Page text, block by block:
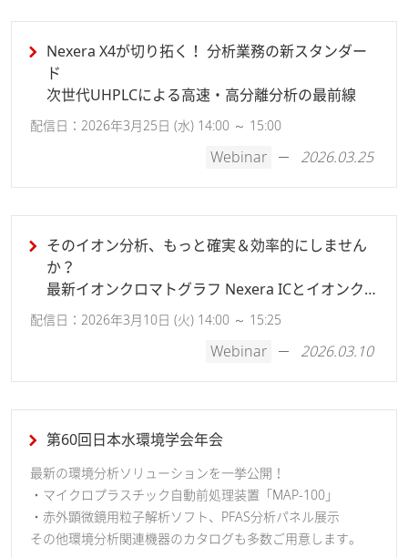
Nexera X4が切り拓く！ 分析業務の新スタンダー
ド
次世代UHPLCによる高速・高分離分析の最前線
配信日：2026年3月25日 (水) 14:00 ～ 15:00
Webinar 2026.03.25
そのイオン分析、もっと確実＆効率的にしません
か？
最新イオンクロマトグラフ Nexera ICとイオンク
ロマトグラフィーの基礎とノウハウのご紹介
配信日：2026年3月10日 (火) 14:00 ～ 15:25
Webinar 2026.03.10
第60回日本水環境学会年会
最新の環境分析ソリューションを一挙公開！
・マイクロプラスチック自動前処理装置「MAP-100」
・赤外顕微鏡用粒子解析ソフト、PFAS分析パネル展示
その他環境分析関連機器のカタログも多数ご用意します。